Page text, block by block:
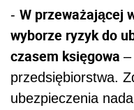
- W przeważającej
wyborze ryzyk do
czasem księgowa –
przedsiębiorstwa.
ubezpieczenia